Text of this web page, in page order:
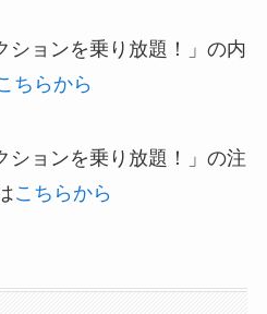
ョンを乗り放題！」の内
ちらから
ョンを乗り放題！」の注
こちらから